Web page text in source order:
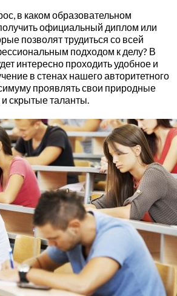
в каком образовательном
официальный диплом или
позволят трудиться со всей
подходом к делу? В
интересно проходить удобное и
в стенах нашего авторитетного
проявлять свои природные
скрытые таланты.